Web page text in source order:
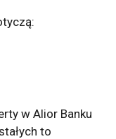
w Alior Banku
to